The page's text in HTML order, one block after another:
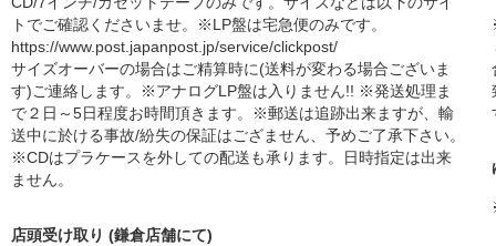
トでご確認くださいませ。※LP盤は宅急便のみです。
https://www.post.japanpost.jp/service/clickpost/
サイズオーバーの場合はご精算時に(送料が変わる場合ございま
す)ご連絡します。※アナログLP盤は入りません!! ※発送処理ま
で２日～5日程度お時間頂きます。※郵送は追跡出来ますが、輸
送中に於ける事故/紛失の保証はござません、予めご了承下さい。
※CDはプラケースを外しての配送も承ります。日時指定は出来
ません。
店頭受け取り (鎌倉店舗にて)